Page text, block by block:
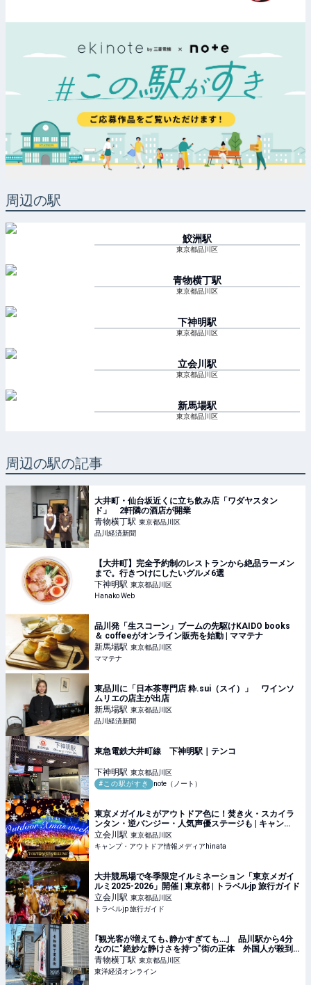
周辺の駅
鮫洲駅
東京都品川区
青物横丁駅
東京都品川区
下神明駅
東京都品川区
立会川 駅
東京都品川区
新馬場駅
東京都品川区
周辺の駅の記事
大井町・仙台坂近くに立ち飲み店「ワダヤスタン
ド」 2軒隣の酒店が開業
青物横丁駅 東京都品川区
品川経済新聞
【大井町】完全予約制のレストランから絶品ラーメン
まで。行きつけにしたいグルメ6選
下神明駅 東京都品川区
Hanako Web
品川発「生スコーン」ブームの先駆けKAIDO books
＆ coffeeがオンライン販売を始動 | ママテナ
新馬場駅 東京都品川区
ママテナ
東品川に「日本茶専門店 粋.sui（スイ）」 ワインソ
ムリエの店主が出店
新馬場駅 東京都品川区
品川経済新聞
東急電鉄大井町線 下神明駅｜テンコ
下神明駅 東京都品川区
#この駅がすき
note（ノート）
東京メガイルミがアウトドア色に！焚き火・スカイラ
ンタン・逆バンジー・人気声優ステージも | キャン
プ・アウトドア情報メディアhinata
立会川駅 東京都品川区
キャンプ・アウトドア情報メディアhinata
大井競馬場で冬季限定イルミネーション「東京メガイ
ルミ2025-2026」開催 | 東京都 | トラベルjp 旅行ガイド
立会川駅 東京都品川区
トラベルjp 旅行ガイド
｢観光客が増えても､静かすぎても…｣ 品川駅から4分
なのに"絶妙な静けさを持つ"街の正体 外国人が殺到､
密かに人気を集める理由
青物横丁駅 東京都品川区
東洋経済オンライン